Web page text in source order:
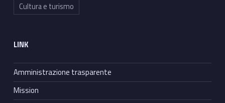
Cultura e turismo
LINK
Amministrazione trasparente
Mission